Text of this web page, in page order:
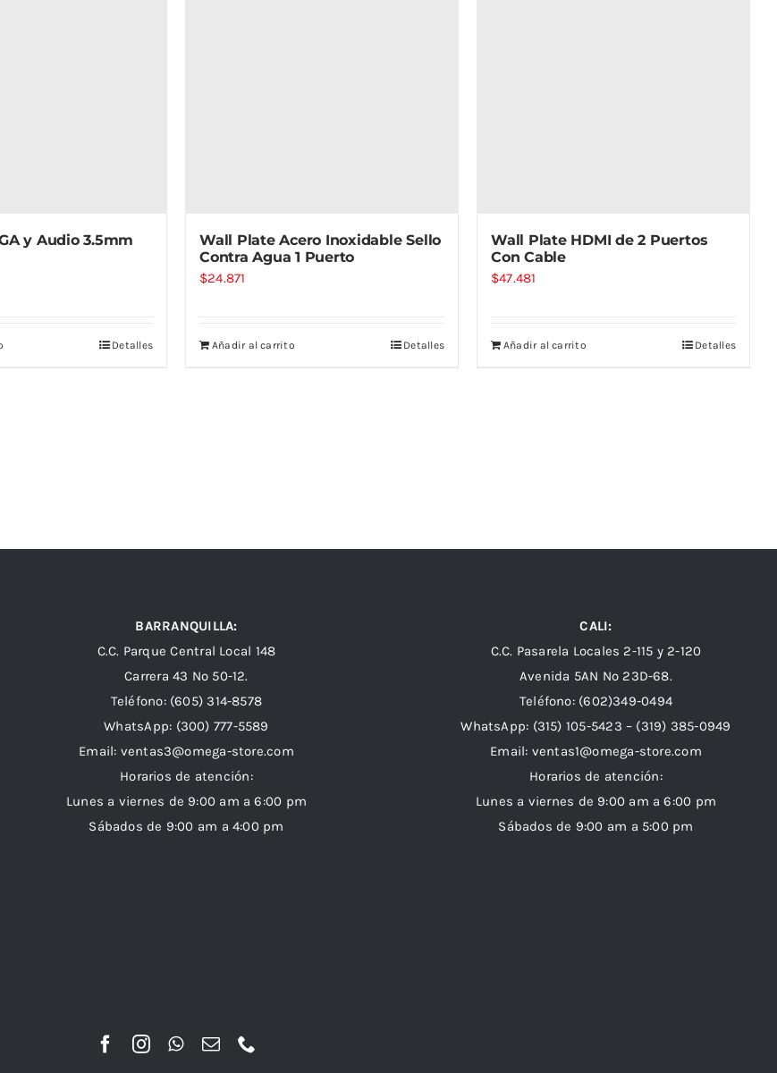
y Audio 3.5mm
Detalles
Wall Plate Acero Inoxidable Sello
Contra Agua 1 Puerto
$24.871
Añadir al carrito Detalles
Wall Plate HDMI de 2 Puertos
Con Cable
$47.481
Añadir al carrito Detalles
BARRANQUILLA:
C.C. Parque Central Local 148
Carrera 43 Nº 50-12.
Teléfono: (605) 314-8578
WhatsApp: (300) 777-5589
Email: ventas3@omega-store.com
Horarios de atención:
Lunes a viernes de 9:00 am a 6:00 pm
Sábados de 9:00 am a 4:00 pm
CALI:
C.C. Pasarela Locales 2-115 y 2-120
Avenida 5AN Nº 23D-68.
Teléfono: (602)349-0494
WhatsApp: (315) 105-5423 – (319) 385-0949
Email: ventas1@omega-store.com
Horarios de atención:
Lunes a viernes de 9:00 am a 6:00 pm
Sábados de 9:00 am a 5:00 pm